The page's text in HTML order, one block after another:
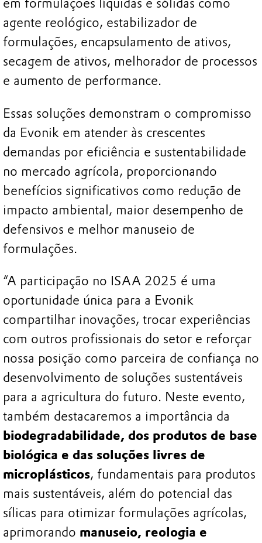
em formulações líquidas e sólidas como
agente reológico, estabilizador de
formulações, encapsulamento de ativos,
secagem de ativos, melhorador de processos
e aumento de performance.
Essas soluções demonstram o compromisso
da Evonik em atender às crescentes
demandas por eficiência e sustentabilidade
no mercado agrícola, proporcionando
benefícios significativos como redução de
impacto ambiental, maior desempenho de
defensivos e melhor manuseio de
formulações.
“A participação no ISAA 2025 é uma
oportunidade única para a Evonik
compartilhar inovações, trocar experiências
com outros profissionais do setor e reforçar
nossa posição como parceira de confiança no
desenvolvimento de soluções sustentáveis
para a agricultura do futuro. Neste evento,
também destacaremos a importância da
biodegradabilidade, dos produtos de base
biológica e das soluções livres de
microplásticos, fundamentais para produtos
mais sustentáveis, além do potencial das
sílicas para otimizar formulações agrícolas,
aprimorando manuseio, reologia e